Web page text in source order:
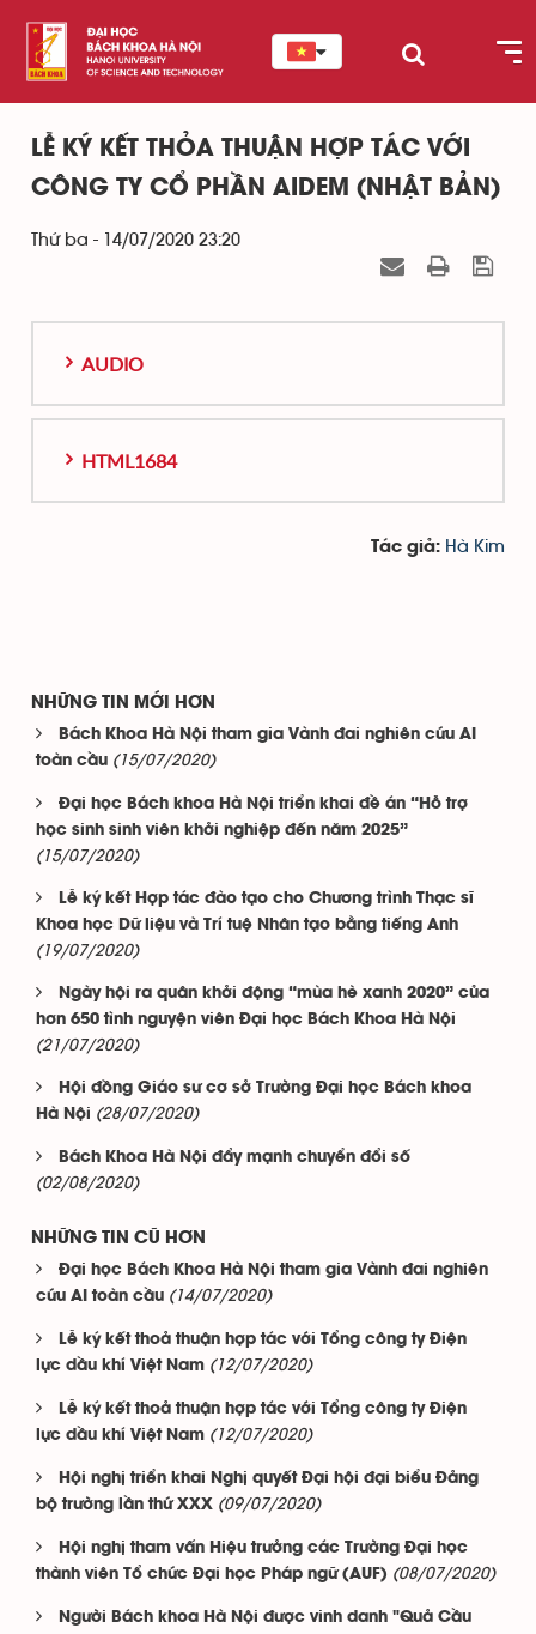
LỄ KÝ KẾT THỎA THUẬN HỢP TÁC VỚI
CÔNG TY CỔ PHẦN AIDEM (NHẬT BẢN)
Thứ ba - 14/07/2020 23:20
AUDIO
HTML1684
Tác giả: Hà Kim
NHỮNG TIN MỚI HƠN
Bách Khoa Hà Nội tham gia Vành đai nghiên cứu AI
toàn cầu (15/07/2020)
Đại học Bách khoa Hà Nội triển khai đề án “Hỗ trợ
học sinh sinh viên khởi nghiệp đến năm 2025”
(15/07/2020)
Lễ ký kết Hợp tác đào tạo cho Chương trình Thạc sĩ
Khoa học Dữ liệu và Trí tuệ Nhân tạo bằng tiếng Anh
(19/07/2020)
Ngày hội ra quân khởi động “mùa hè xanh 2020” của
hơn 650 tình nguyện viên Đại học Bách Khoa Hà Nội
(21/07/2020)
Hội đồng Giáo sư cơ sở Trường Đại học Bách khoa
Hà Nội (28/07/2020)
Bách Khoa Hà Nội đẩy mạnh chuyển đổi số
(02/08/2020)
NHỮNG TIN CŨ HƠN
Đại học Bách Khoa Hà Nội tham gia Vành đai nghiên
cứu AI toàn cầu (14/07/2020)
Lễ ký kết thoả thuận hợp tác với Tổng công ty Điện
lực dầu khí Việt Nam (12/07/2020)
Lễ ký kết thoả thuận hợp tác với Tổng công ty Điện
lực dầu khí Việt Nam (12/07/2020)
Hội nghị triển khai Nghị quyết Đại hội đại biểu Đảng
bộ trường lần thứ XXX (09/07/2020)
Hội nghị tham vấn Hiệu trưởng các Trường Đại học
thành viên Tổ chức Đại học Pháp ngữ (AUF) (08/07/2020)
Người Bách khoa Hà Nội được vinh danh "Quả Cầu